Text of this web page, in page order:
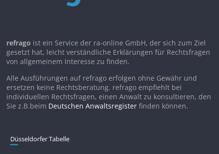
refrago ist ein Service der ra-online GmbH, der sich zum Ziel
gesetzt hat, leicht verständliche Erklärungen für Rechtsfragen
von allgemeinem Interesse zu finden.
Alle Ausführungen auf refrago erfolgen ohne Gewähr und
ersetzen keine Rechtsberatung. refrago empfiehlt bei
individuellen Rechtsfragen, einen Anwalt zu konsultieren, den
Sie z.B.beim Deutschen Anwaltsregister finden können.
Düsseldorfer Tabelle